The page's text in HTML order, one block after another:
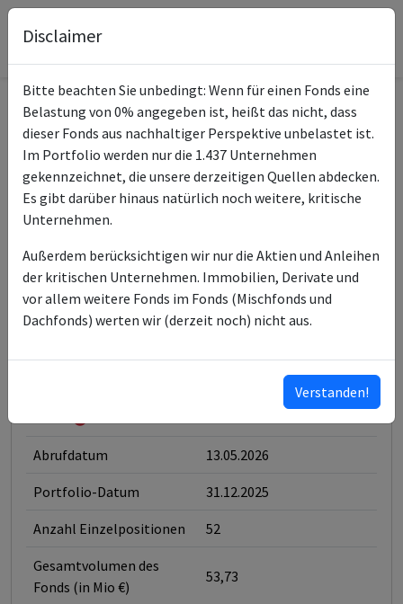
Informationen zum Fonds
Name terra.point
ISIN des Fonds DE000A2N8101
Fondsmanagement
Hansainvest Hanseatische
Investment-GmbH
Management GmbH
Abrufdatum 13.05.2026
Portfolio-Datum 31.12.2025
Anzahl Einzelpositionen 52
Gesamtvolumen des
Fonds (in Mio €)
53,73
Disclaimer
Bitte beachten Sie unbedingt: Wenn für einen Fonds eine
Belastung von 0% angegeben ist, heißt das nicht, dass
dieser Fonds aus nachhaltiger Perspektive unbelastet ist.
Im Portfolio werden nur die 1.437 Unternehmen
gekennzeichnet, die unsere derzeitigen Quellen abdecken.
Es gibt darüber hinaus natürlich noch weitere, kritische
Unternehmen.
Außerdem berücksichtigen wir nur die Aktien und Anleihen
der kritischen Unternehmen. Immobilien, Derivate und
vor allem weitere Fonds im Fonds (Mischfonds und
Dachfonds) werten wir (derzeit noch) nicht aus.
Verstanden!